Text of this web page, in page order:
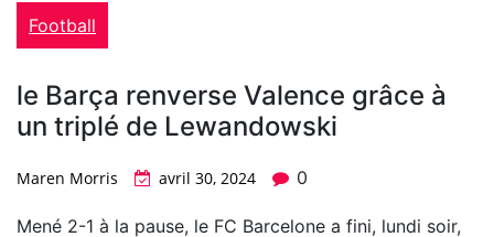
Football
le Barça renverse Valence grâce à
un triplé de Lewandowski
Maren Morris avril 30, 2024 0
Mené 2-1 à la pause, le FC Barcelone a fini, lundi soir,